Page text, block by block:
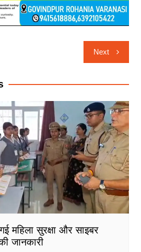
Next
महिला सुरक्षा और साइबर
जानकारी